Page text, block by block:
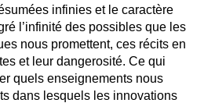
infinies et le caractère
l’infinité des possibles que les
nous promettent, ces récits en
et leur dangerosité. Ce qui
quels enseignements nous
dans lesquels les innovations